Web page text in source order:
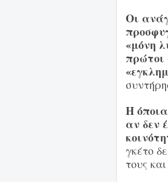
Οι
«μόνη
Η
αν δεν
γκέτο
τους